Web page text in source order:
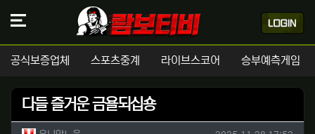
공식보증업체 스포츠중계 라이브스코어 승부예측게임
다들 즐거운 금욜되십숑